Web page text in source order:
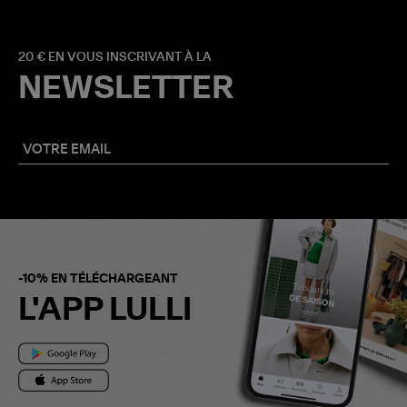
20 € EN VOUS INSCRIVANT À LA
NEWSLETTER
-10% EN TÉLÉCHARGEANT
L'APP LULLI